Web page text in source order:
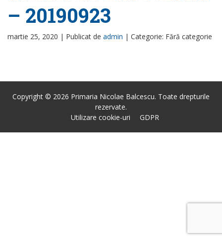
– 20190923
martie 25, 2020 | Publicat de admin | Categorie: Fără categorie
Copyright © 2026 Primaria Nicolae Balcescu. Toate drepturile
rezervate.
Utilizare cookie-uri
GDPR